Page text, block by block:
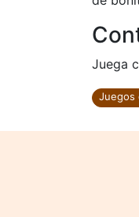
Juega
Juegos